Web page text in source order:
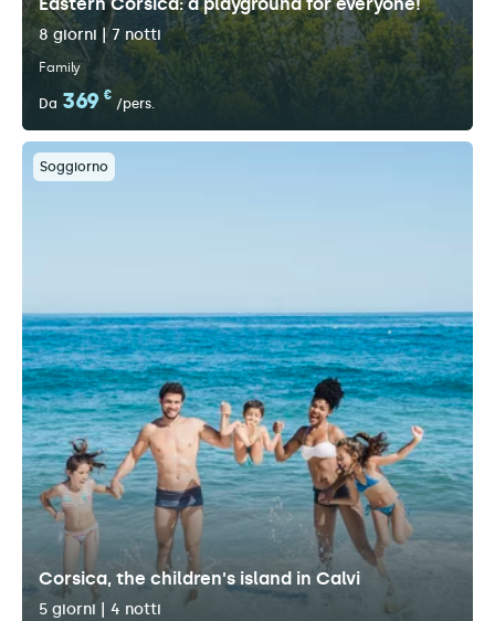
8 giorni | 7 notti
Family
Da 369 €
/pers.
Soggiorno
Corsica, the children's island in Calvi
5 giorni | 4 notti